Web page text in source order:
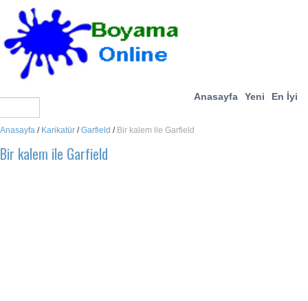
Anasayfa Yeni En İyi
Anasayfa / Karikatür /Garfield / Bir kalem ile Garfield
Bir kalem ile Garfield